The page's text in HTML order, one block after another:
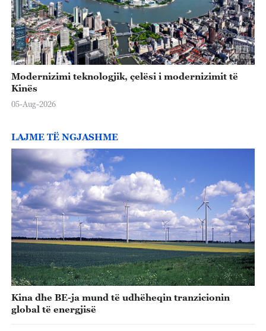
Modernizimi teknologjik, çelësi i modernizimit të
Kinës
05-Aug-2026
LAJME TË NGJASHME
Kina dhe BE-ja mund të udhëheqin tranzicionin
global të energjisë